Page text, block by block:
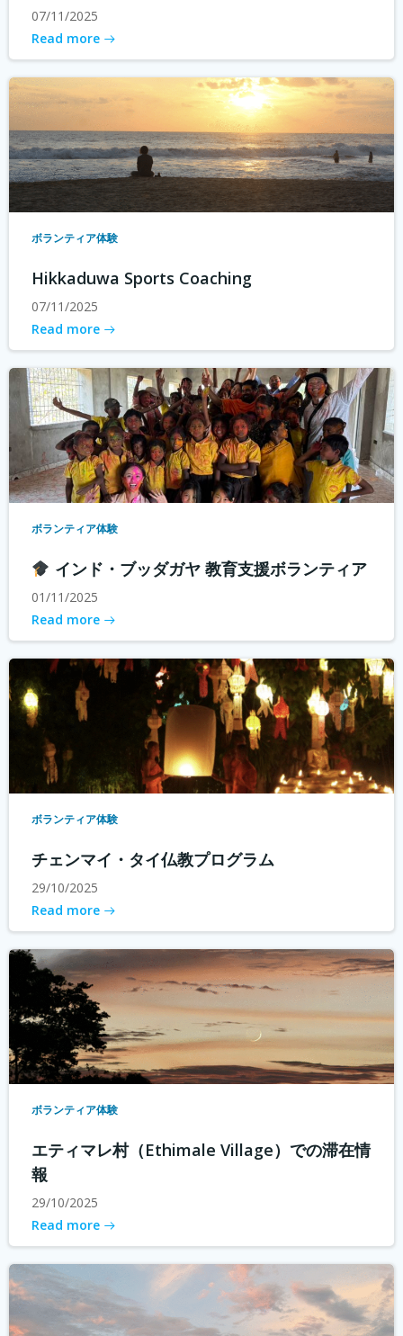
07/11/2025
Read more
ボランティア体験
Hikkaduwa Sports Coaching
07/11/2025
Read more
ボランティア体験
インド・ブッダガヤ 教育支援ボランティア
01/11/2025
Read more
ボランティア体験
チェンマイ・タイ仏教プログラム
29/10/2025
Read more
ボランティア体験
エティマレ村（Ethimale Village）での滞在情
報
29/10/2025
Read more